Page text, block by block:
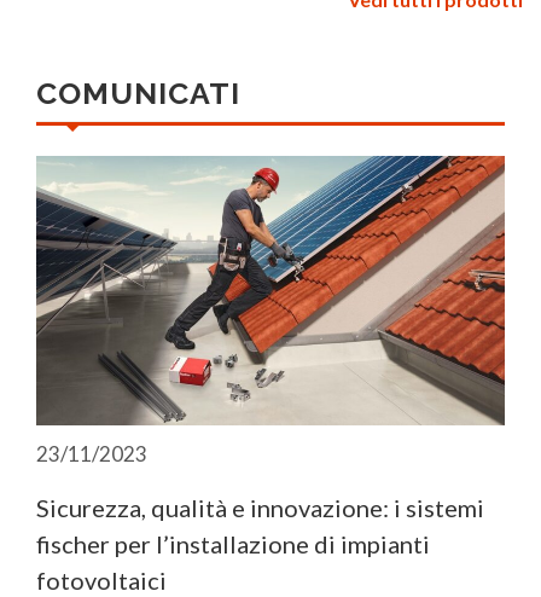
COMUNICATI
23/11/2023
Sicurezza, qualità e innovazione: i sistemi
fischer per l’installazione di impianti
fotovoltaici